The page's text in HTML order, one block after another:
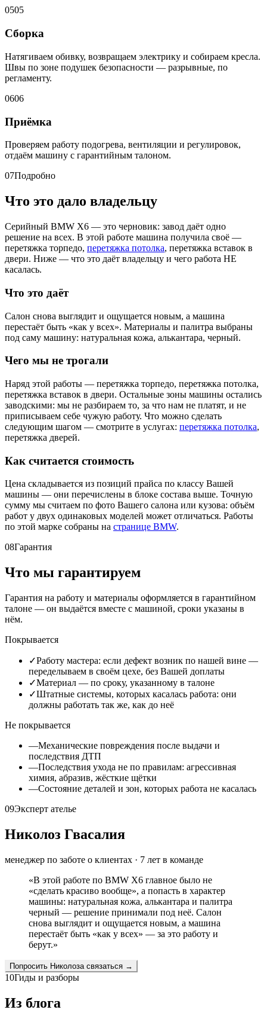
0505
Сборка
Натягиваем обивку, возвращаем электрику и собираем кресла.
Швы по зоне подушек безопасности — разрывные, по
регламенту.
0606
Приёмка
Проверяем работу подогрева, вентиляции и регулировок,
отдаём машину с гарантийным талоном.
07Подробно
Что это дало владельцу
Серийный BMW X6 — это черновик: завод даёт одно
решение на всех. В этой работе машина получила своё —
перетяжка торпедо, перетяжка потолка, перетяжка вставок в
двери. Ниже — что это даёт владельцу и чего работа НЕ
касалась.
Что это даёт
Салон снова выглядит и ощущается новым, а машина
перестаёт быть «как у всех». Материалы и палитра выбраны
под саму машину: натуральная кожа, алькантара, черный.
Чего мы не трогали
Наряд этой работы — перетяжка торпедо, перетяжка потолка,
перетяжка вставок в двери. Остальные зоны машины остались
заводскими: мы не разбираем то, за что нам не платят, и не
приписываем себе чужую работу. Что можно сделать
следующим шагом — смотрите в услугах: перетяжка потолка,
перетяжка дверей.
Как считается стоимость
Цена складывается из позиций прайса по классу Вашей
машины — они перечислены в блоке состава выше. Точную
сумму мы считаем по фото Вашего салона или кузова: объём
работ у двух одинаковых моделей может отличаться. Работы
по этой марке собраны на странице BMW.
08Гарантия
Что мы гарантируем
Гарантия на работу и материалы оформляется в гарантийном
талоне — он выдаётся вместе с машиной, сроки указаны в
нём.
Покрывается
✓Работу мастера: если дефект возник по нашей вине —
переделываем в своём цехе, без Вашей доплаты
✓Материал — по сроку, указанному в талоне
✓Штатные системы, которых касалась работа: они
должны работать так же, как до неё
Не покрывается
—Механические повреждения после выдачи и
последствия ДТП
—Последствия ухода не по правилам: агрессивная
химия, абразив, жёсткие щётки
—Состояние деталей и зон, которых работа не касалась
09Эксперт ателье
Николоз Гвасалия
менеджер по заботе о клиентах · 7 лет в команде
«В этой работе по BMW X6 главное было не
«сделать красиво вообще», а попасть в характер
машины: натуральная кожа, алькантара и палитра
черный — решение принимали под неё. Салон
снова выглядит и ощущается новым, а машина
перестаёт быть «как у всех» — за это работу и
берут.»
Попросить Николозасвязаться →
10Гиды и разборы
Из блога